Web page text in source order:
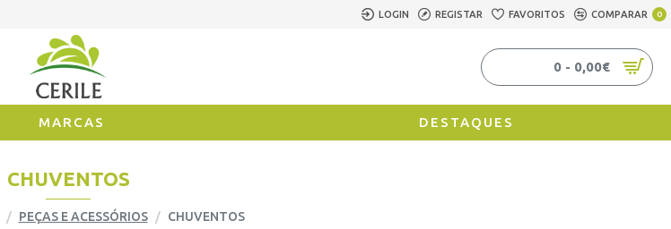
LOGIN REGISTAR FAVORITOS COMPARAR 0
0 - 0,00€
MARCAS DESTAQUES
PEÇAS E ACESSÓRIOS CHUVENTOS
CHUVENTOS